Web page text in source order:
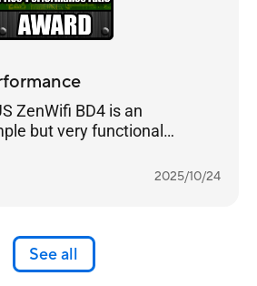
ZenWifi BD4 is an
but very functional
for strengthening your home
And in combination with a
2025/10/24
See all